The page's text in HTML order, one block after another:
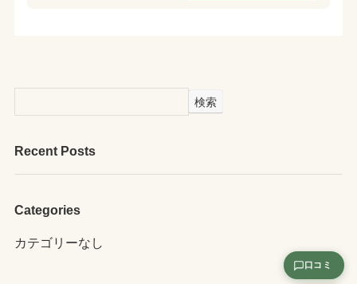
検索
Recent Posts
Categories
カテゴリーなし
口コミ